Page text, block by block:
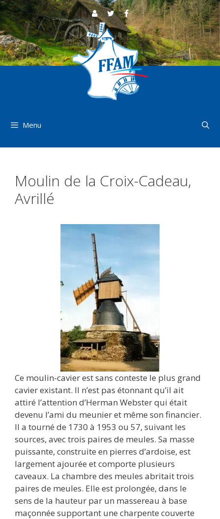
Aller
au
contenu
Menu
Moulin de la Croix-Cadeau,
Avrillé
Ce moulin-cavier est sans conteste le plus grand
cavier existant. Il n’est pas étonnant qu’il ait
attiré l’attention d’Herman Webster qui était
devenu l’ami du meunier et même son financier.
Il a tourné de 1730 à 1953 ou 57, suivant les
sources, avec trois paires de meules. Sa masse
puissante, construite en pierres d’ardoise, est
largement ajourée et comporte plusieurs
caveaux. La chambre des meules abritait trois
paires de meules. Elle est prolongée, dans le
sens de la hauteur par un massereau à base
maçonnée supportant une charpente couverte